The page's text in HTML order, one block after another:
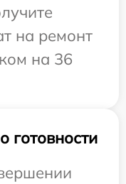
на ремонт
на 36
готовности